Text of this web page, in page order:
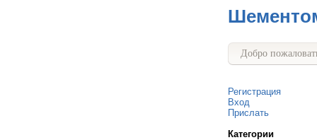
Добро
Регистрация
Вход
Прислать
Категории